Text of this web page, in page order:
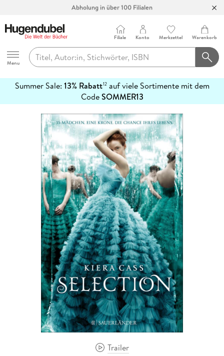
Abholung in über 100 Filialen
Hugendubel
Menu
Filiale Konto Merkzettel Warenkorb
Summer Sale: 13% Rabatt12auf viele Sortimente mit dem
CodeSOMMER13
erfahren
Trailer